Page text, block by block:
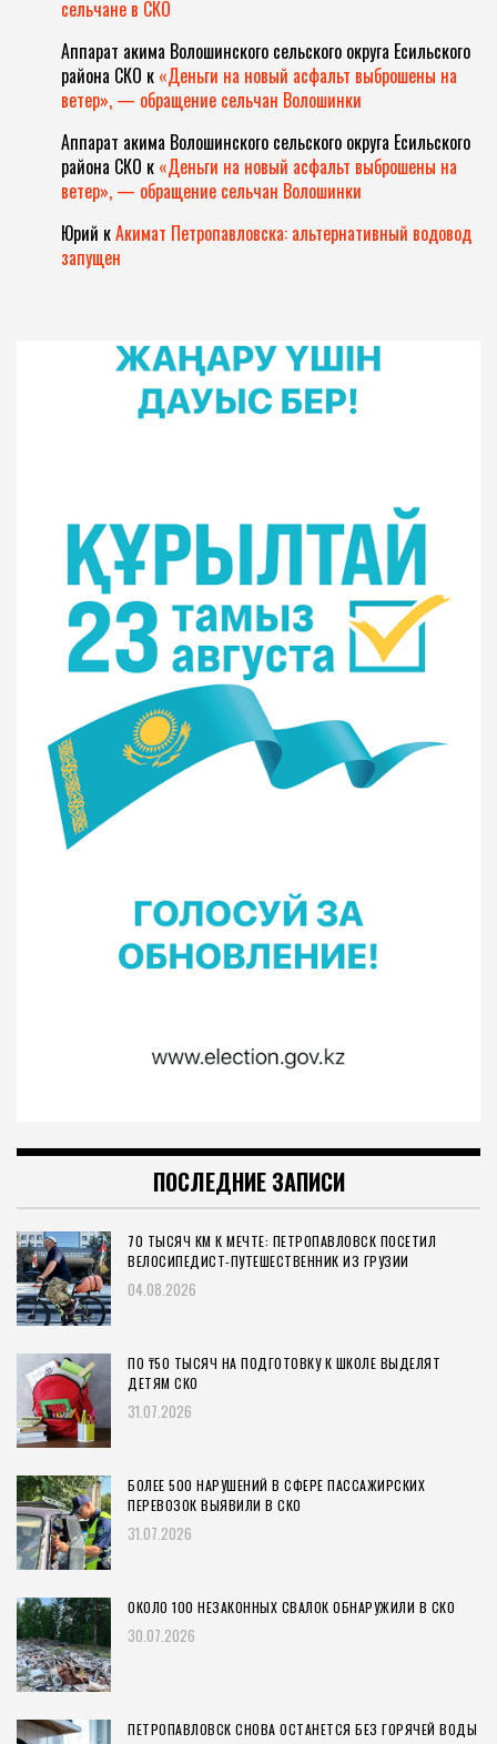
сельчане в СКО
Аппарат акима Волошинского сельского округа Есильского
района СКО к «Деньги на новый асфальт выброшены на
ветер», — обращение сельчан Волошинки
Аппарат акима Волошинского сельского округа Есильского
района СКО к «Деньги на новый асфальт выброшены на
ветер», — обращение сельчан Волошинки
Юрий кАкимат Петропавловска: альтернативный водовод
запущен
ПОСЛЕДНИЕ ЗАПИСИ
70 ТЫСЯЧ КМ К МЕЧТЕ: ПЕТРОПАВЛОВСК ПОСЕТИЛ
ВЕЛОСИПЕДИСТ-ПУТЕШЕСТВЕННИК ИЗ ГРУЗИИ
04.08.2026
ПО ₸50 ТЫСЯЧ НА ПОДГОТОВКУ К ШКОЛЕ ВЫДЕЛЯТ
ДЕТЯМ СКО
31.07.2026
БОЛЕЕ 500 НАРУШЕНИЙ В СФЕРЕ ПАССАЖИРСКИХ
ПЕРЕВОЗОК ВЫЯВИЛИ В СКО
31.07.2026
ОКОЛО 100 НЕЗАКОННЫХ СВАЛОК ОБНАРУЖИЛИ В СКО
30.07.2026
ПЕТРОПАВЛОВСК СНОВА ОСТАНЕТСЯ БЕЗ ГОРЯЧЕЙ ВОДЫ